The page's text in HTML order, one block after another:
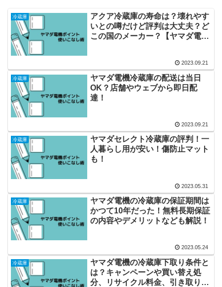
冷蔵庫
アクア冷蔵庫の寿命は？壊れやす
いとの噂だけど評判は大丈夫？ど
この国のメーカー？【ヤマダ電
2023.09.21
冷蔵庫
ヤマダ電機冷蔵庫の配送は当日
OK？店舗やウェブから即日配
達！
2023.09.21
冷蔵庫
ヤマダセレクト冷蔵庫の評判！一
人暮らし用が安い！傷防止マット
も！
2023.05.31
冷蔵庫
ヤマダ電機の冷蔵庫の保証期間は
かつて10年だった！無料長期保証
の内容やデメリットなども解説！
2023.05.24
冷蔵庫
ヤマダ電機の冷蔵庫下取り条件と
は？キャンペーンや買い替え処
分、リサイクル料金、引き取りの